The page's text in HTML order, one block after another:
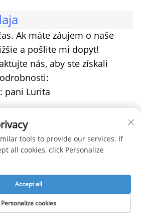
Ak máte záujem o naše
a pošlite mi dopyt!
nás, aby ste získali
pani Lurita
+86-15900703866
stropy za továrenské
na Alibaba – nový spôsob
celý deň.
tools to provide our services. If
all cookies, click Personalize
Personalize cookies
Accept all